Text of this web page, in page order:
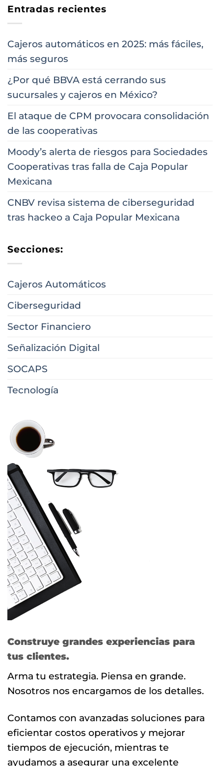
Entradas recientes
Cajeros automáticos en 2025: más fáciles,
más seguros
¿Por qué BBVA está cerrando sus
sucursales y cajeros en México?
El ataque de CPM provocara consolidación
de las cooperativas
Moody’s alerta de riesgos para Sociedades
Cooperativas tras falla de Caja Popular
Mexicana
CNBV revisa sistema de ciberseguridad
tras hackeo a Caja Popular Mexicana
Secciones:
Cajeros Automáticos
Ciberseguridad
Sector Financiero
Señalización Digital
SOCAPS
Tecnología
Construye grandes experiencias para
tus clientes.
Arma tu estrategia. Piensa en grande.
Nosotros nos encargamos de los detalles.
Contamos con avanzadas soluciones para
eficientar costos operativos y mejorar
tiempos de ejecución, mientras te
ayudamos a asegurar una excelente